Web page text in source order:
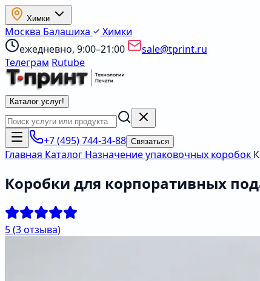
Химки
Москва Балашиха
Химки
ежедневно, 9:00–21:00
sale@tprint.ru
Телеграм Rutube
Каталог услуг!
+7 (495) 744-34-88 Связаться
Главная Каталог Назначение упаковочных коробок
Коробки для корпоративных
5(3 отзыва)